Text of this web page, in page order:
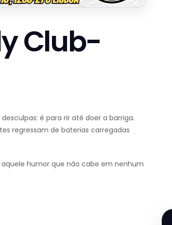
Club-
é para rir até doer a barriga.
regressam de baterias carregadas
humor que não cabe em nenhum